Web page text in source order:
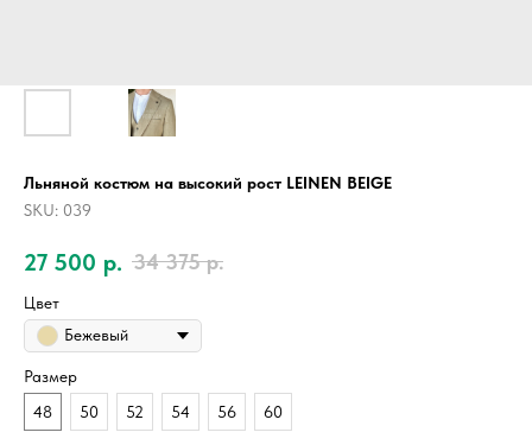
Льняной костюм на высокий рост LEINEN BEIGE
SKU: 039
27 500 р. 34 375 р.
Цвет
Бежевый
Размер
48
50 52 54 56 60